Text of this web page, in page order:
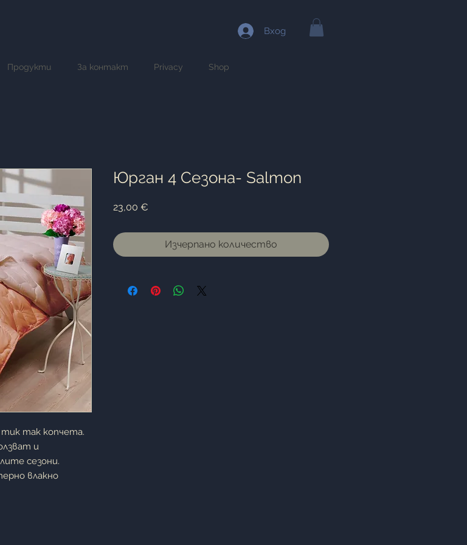
Вход
Продукти За контакт Privacy Shop
тик так копчета.
и
сезони.
влакно
Юрган 4 Сезона- Salmon
23,00 €
Изчерпано количество